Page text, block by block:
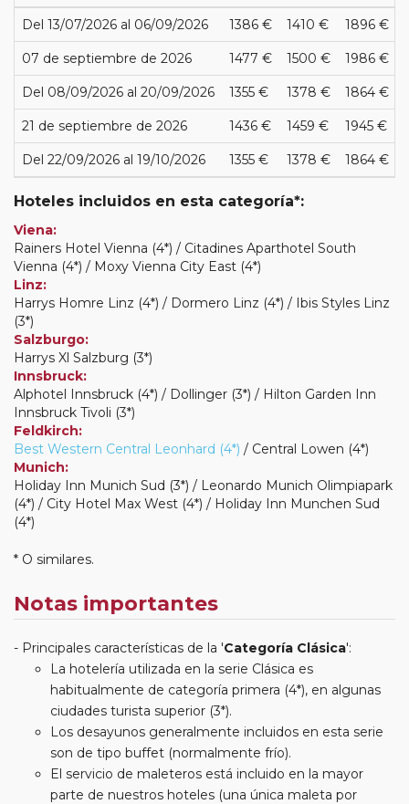
Del 13/07/2026 al 06/09/2026 1386 € 1410 € 1896 €
07 de septiembre de 2026 1477 € 1500 € 1986 €
Del 08/09/2026 al 20/09/2026 1355 € 1378 € 1864 €
21 de septiembre de 2026 1436 € 1459 € 1945 €
Del 22/09/2026 al 19/10/2026 1355 € 1378 € 1864 €
Hoteles incluidos en esta categoría*:
Viena:
Rainers Hotel Vienna (4*) / Citadines Aparthotel South
Vienna (4*) / Moxy Vienna City East (4*)
Linz:
Harrys Homre Linz (4*) / Dormero Linz (4*) / Ibis Styles Linz
(3*)
Salzburgo:
Harrys Xl Salzburg (3*)
Innsbruck:
Alphotel Innsbruck (4*) / Dollinger (3*) / Hilton Garden Inn
Innsbruck Tivoli (3*)
Feldkirch:
Best Western Central Leonhard (4*) / Central Lowen (4*)
Munich:
Holiday Inn Munich Sud (3*) / Leonardo Munich Olimpiapark
(4*) / City Hotel Max West (4*) / Holiday Inn Munchen Sud
(4*)
* O similares.
Notas importantes
Principales características de la 'Categoría Clásica':
La hotelería utilizada en la serie Clásica es
habitualmente de categoría primera (4*), en algunas
ciudades turista superior (3*).
Los desayunos generalmente incluidos en esta serie
son de tipo buffet (normalmente frío).
El servicio de maleteros está incluido en la mayor
parte de nuestros hoteles (una única maleta por